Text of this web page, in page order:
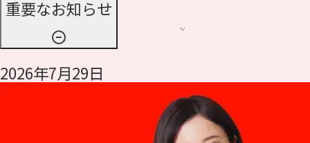
重要なお知らせ
2026年7月29日
令和8年熊本地震に伴う支援について